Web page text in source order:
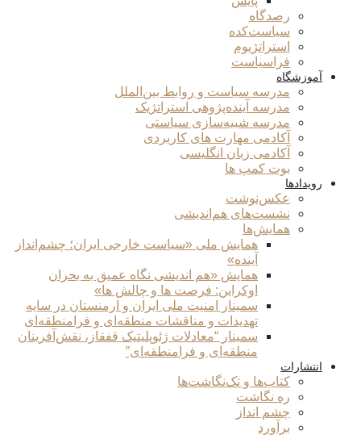
رصدگاه
سیاست‌کده
استراتژیوم
فراسیاست
آموزشگاه
مدرسه سیاست و روابط بین‌الملل
مدرسه آینده‌پژوهی استراتژیک
مدرسه شبیه‌سازی سیاستی
آکادمی مهارت های کاربردی
آکادمی زبان انگلیسی
بوت کمپ ها
رویدادها
عکس‌نوشت
نشست‌های هم‌اندیشی
همایش‌ها
همایش ملی «سیاست خارجی ایران؛ چشم‌انداز
آینده»
همایش «هم اندیشی نگاه عمیق به بحران
اوکراین: فرصت ها و چالش ها»
سمینار امنیت ملی ایران و ارمنستان در سایه
تهدیدات و مناقشات منطقه‌ای و فرامنطقه‌ای
سمینار “معادلات ژئوپلیتیک قفقاز، نقش‌آفرینان
منطقه‌ای و فرامنطقه‌ای”
انتشارات
کتاب‌ها و تک‌نگاشت‌ها
ره نگاشت
چشم انداز
برآورد